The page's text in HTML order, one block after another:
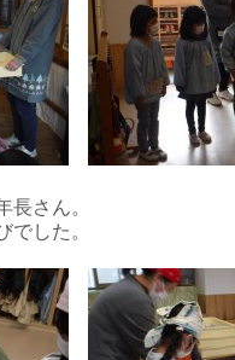
長さん。
でした。